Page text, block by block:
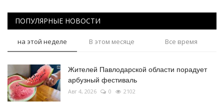
ПОПУЛЯРНЫЕ НОВОСТИ
на этой неделе В этом месяце Все время
Жителей Павлодарской области порадует
арбузный фестиваль
Авг 4, 2026 0 2102